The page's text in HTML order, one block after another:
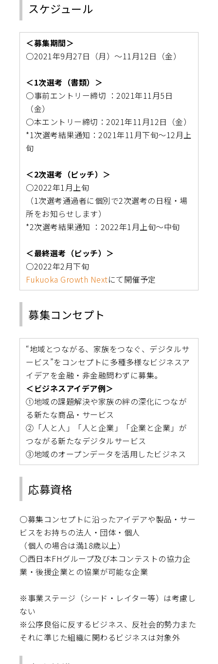
スケジュール
＜募集期間＞
○2021年9月27日（月）〜11月12日（金）
＜1次選考（書類）＞
○事前エントリー締切 ：2021年11月5日
（金）
○本エントリー締切：2021年11月12日（金）
*1次選考結果通知：2021年11月下旬〜12月上
旬
＜2次選考（ピッチ）＞
○2022年1月上旬
（1次選考通過者に個別で2次選考の日程・場
所をお知らせします）
*2次選考結果通知 ：2022年1月上旬〜中旬
＜最終選考（ピッチ）＞
○2022年2月下旬
Fukuoka Growth Nextにて開催予定
募集コンセプト
“地域とつながる、家族をつなぐ、デジタルサ
ービス”をコンセプトに多種多様なビジネスア
イデアを金融・非金融問わずに募集。
＜ビジネスアイデア例＞
①地域の課題解決や家族の絆の深化につなが
る新たな商品・サービス
②「人と人」「人と企業」「企業と企業」が
つながる新たなデジタルサービス
③地域のオープンデータを活用したビジネス
応募資格
○募集コンセプトに沿ったアイデアや製品・サー
ビスをお持ちの法人・団体・個人
（個人の場合は満18歳以上）
○西日本FHグループ及び本コンテストの協力企
業・後援企業との協業が可能な企業
※事業ステージ（シード・レイター等）は考慮し
ない
※公序良俗に反するビジネス、反社会的勢力また
それに準じた組織に関わるビジネスは対象外